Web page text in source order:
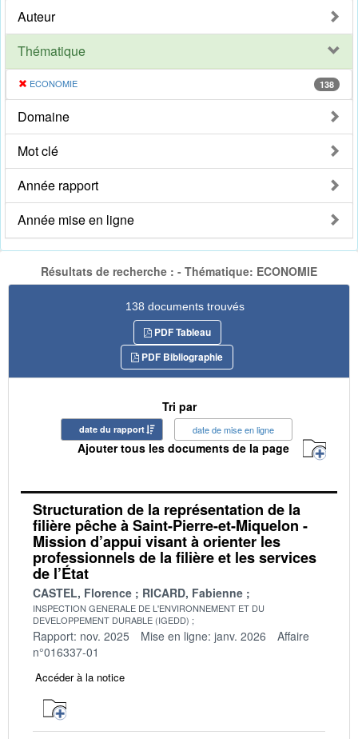
Auteur
Thématique
ECONOMIE 138
Domaine
Mot clé
Année rapport
Année mise en ligne
Résultats de recherche : - Thématique: ECONOMIE
138 documents trouvés
PDF Tableau
PDF Bibliographie
Tri par
date du rapport date de mise en ligne
Ajouter tous les documents de la page
Structuration de la représentation de la
filière pêche à Saint-Pierre-et-Miquelon -
Mission d’appui visant à orienter les
professionnels de la filière et les services
de l’État
CASTEL, Florence RICARD, Fabienne
INSPECTION GENERALE DE L'ENVIRONNEMENT ET DU
DEVELOPPEMENT DURABLE (IGEDD)
Rapport: nov. 2025 Mise en ligne: janv. 2026
Affaire
n°016337-01
Accéder à la notice